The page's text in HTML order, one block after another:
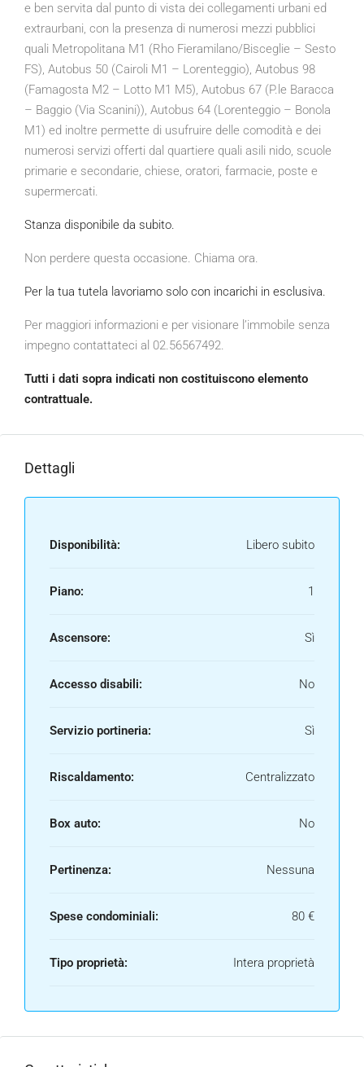
e ben servita dal punto di vista dei collegamenti urbani ed
extraurbani, con la presenza di numerosi mezzi pubblici
quali Metropolitana M1 (Rho Fieramilano/Bisceglie – Sesto
FS), Autobus 50 (Cairoli M1 – Lorenteggio), Autobus 98
(Famagosta M2 – Lotto M1 M5), Autobus 67 (P.le Baracca
– Baggio (Via Scanini)), Autobus 64 (Lorenteggio – Bonola
M1) ed inoltre permette di usufruire delle comodità e dei
numerosi servizi offerti dal quartiere quali asili nido, scuole
primarie e secondarie, chiese, oratori, farmacie, poste e
supermercati.
Stanza disponibile da subito.
Non perdere questa occasione. Chiama ora.
Per la tua tutela lavoriamo solo con incarichi in esclusiva.
Per maggiori informazioni e per visionare l’immobile senza
impegno contattateci al 02.56567492.
Tutti i dati sopra indicati non costituiscono elemento
contrattuale.
Dettagli
Disponibilità: Libero subito
Piano: 1
Ascensore: Sì
Accesso disabili: No
Servizio portineria: Sì
Riscaldamento: Centralizzato
Box auto: No
Pertinenza: Nessuna
Spese condominiali: 80 €
Tipo proprietà: Intera proprietà